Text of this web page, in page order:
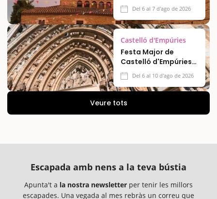
Del 6 al 7 d'ago de 2026
Castelló d'Empúries
Festa Major de
Castelló d'Empúries
2026Del 6 al 10 d'ago de 2026
Veure tots
Escapada amb nens a la teva bústia
Apunta't a la nostra newsletter per tenir les millors
escapades. Una vegada al mes rebràs un correu que